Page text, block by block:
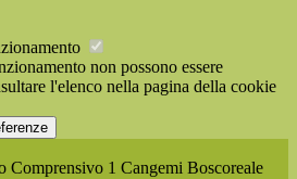
non possono essere
l'elenco nella pagina della cookie
Comprensivo 1 Cangemi Boscoreale